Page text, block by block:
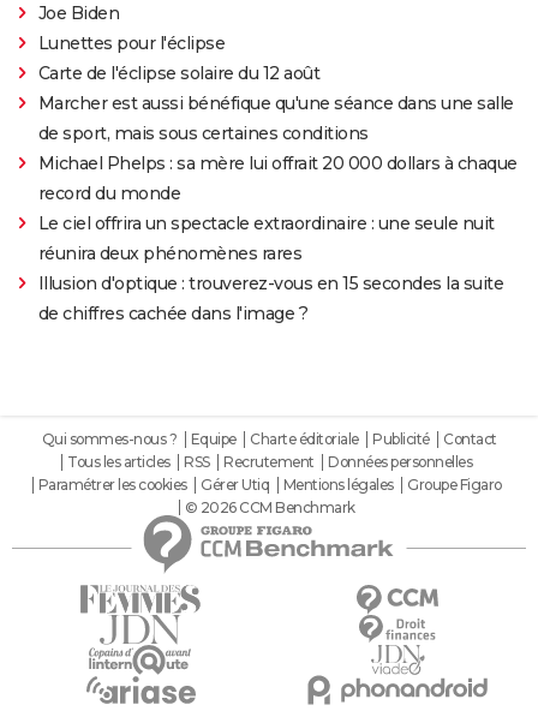
Joe Biden
Lunettes pour l'éclipse
Carte de l'éclipse solaire du 12 août
Marcher est aussi bénéfique qu'une séance dans une salle
de sport, mais sous certaines conditions
Michael Phelps : sa mère lui offrait 20 000 dollars à chaque
record du monde
Le ciel offrira un spectacle extraordinaire : une seule nuit
réunira deux phénomènes rares
Illusion d'optique : trouverez-vous en 15 secondes la suite
de chiffres cachée dans l'image ?
Qui sommes-nous ? Equipe Charte éditoriale Publicité
Contact
Tous les articles
RSS Recrutement
Données personnelles
Paramétrer les cookies
Gérer Utiq Mentions légales
Groupe Figaro
© 2026 CCM Benchmark